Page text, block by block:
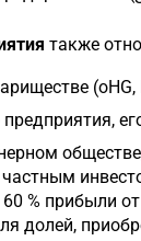
также
% прибыли
долей,